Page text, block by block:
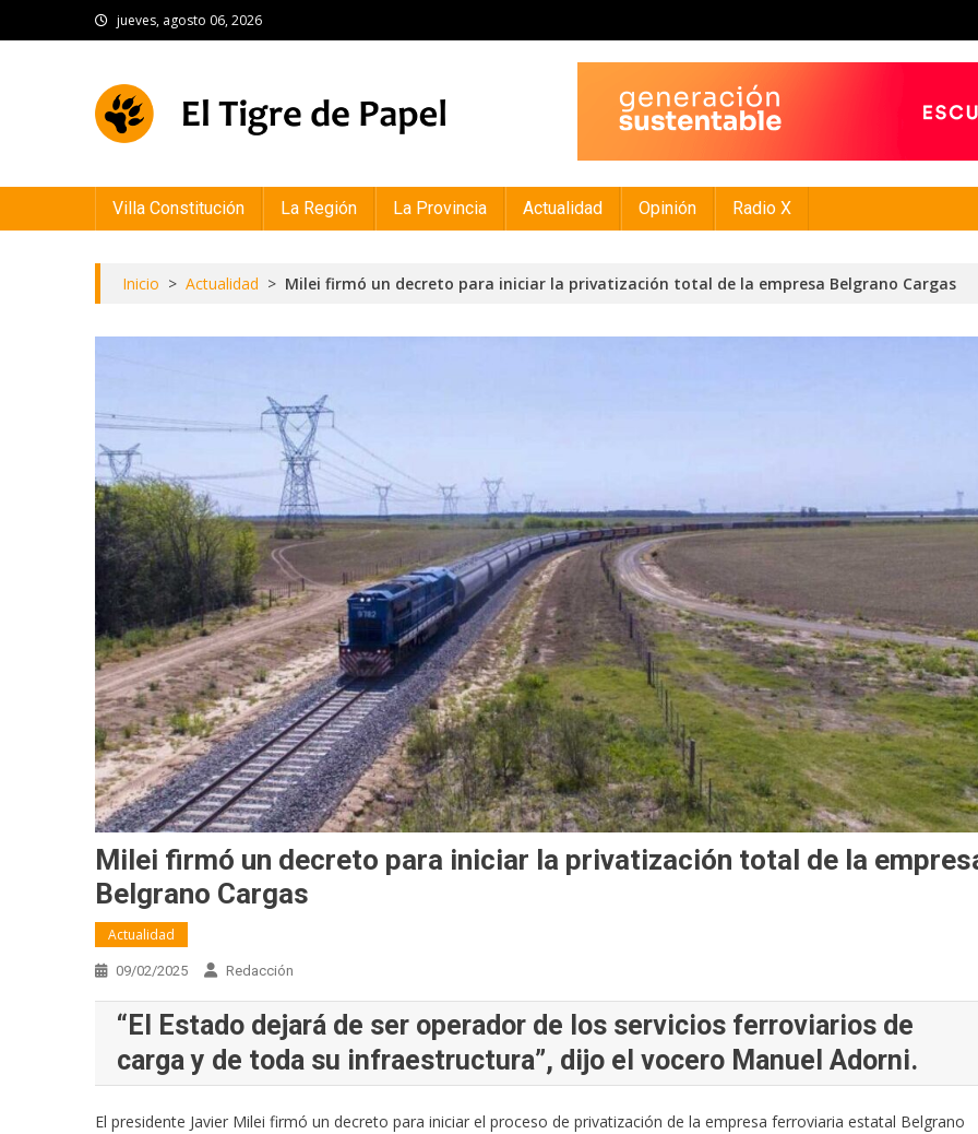
to
jueves, agosto 06, 2026
Villa Constitución La Región La Provincia Actualidad Opinión Radio X
Inicio > Actualidad > Milei firmó un decreto para iniciar la privatización total de la empresa Belgrano Cargas
Milei firmó un decreto para iniciar la privatización total de la
Belgrano Cargas
Actualidad
09/02/2025 Redacción
“El Estado dejará de ser operador de los servicios ferroviarios de
carga y de toda su infraestructura”, dijo el vocero Manuel Adorni.
El presidente Javier Milei firmó un decreto para iniciar el proceso de privatización de la empresa ferroviaria estatal Belgrano